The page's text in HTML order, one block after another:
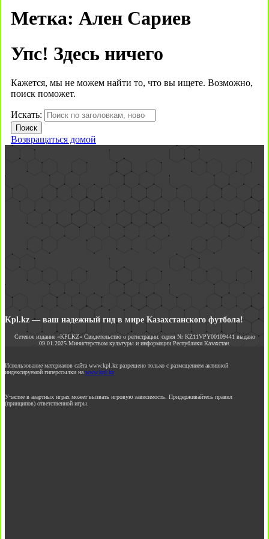
Метка: Ален Сариев
Упс! Здесь ничего
Кажется, мы не можем найти то, что вы ищете. Возможно,
поиск поможет.
Искать:
Возвращаться домой
Kpl.kz — ваш надежный гид в мире Казахстанского футбола!
Сетевое издание «KPLKZ» Свидетельство о регистрации: серия № KZ11VPY00109441 выдано
09.01.2025 Министерством культуры и информации Республики Казахстан.
Использование материалов сайта www.kpl.kz разрешено только с размещением активной
индексируемой гиперссылки на www.kpl.kz
Участие в азартных играх может вызвать игровую зависимость. Придерживайтесь правил
(принципов) ответственной игры.